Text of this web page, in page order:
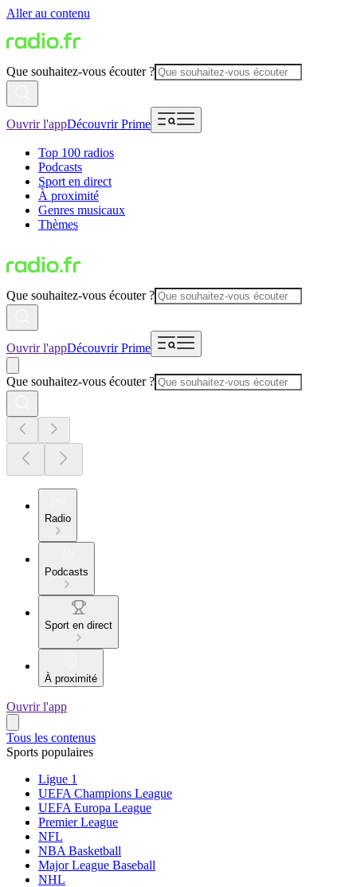
Aller au contenu
Que souhaitez-vous écouter ?
Ouvrir l'appDécouvrir Prime
Top 100 radios
Podcasts
Sport en direct
À proximité
Genres musicaux
Thèmes
Que souhaitez-vous écouter ?
Ouvrir l'appDécouvrir Prime
Que souhaitez-vous écouter ?
Radio
Podcasts
Sport en direct
À proximité
Ouvrir l'app
Tous les contenus
Sports populaires
Ligue 1
UEFA Champions League
UEFA Europa League
Premier League
NFL
NBA Basketball
Major League Baseball
NHL